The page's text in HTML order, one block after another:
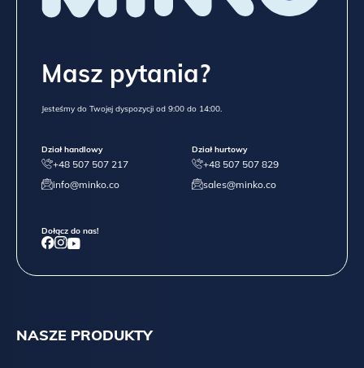
NASZE PRODUKTY
Masz pytania?
Jesteśmy do Twojej dyspozycji od 9:00 do 14:00.
Dział handlowy
+48 507 507 217
info@minko.co
Dział hurtowy
+48 507 507 829
sales@minko.co
Dołącz do nas!